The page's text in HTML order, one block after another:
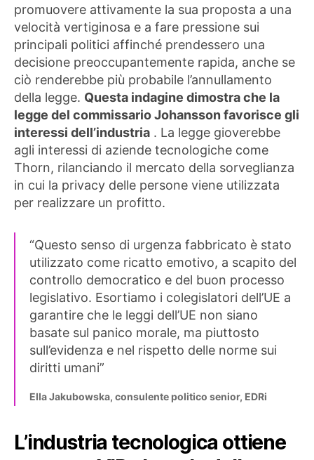
promuovere attivamente la sua proposta a una
velocità vertiginosa e a fare pressione sui
principali politici affinché prendessero una
decisione preoccupantemente rapida, anche se
ciò renderebbe più probabile l’annullamento
della legge. Questa indagine dimostra che la
legge del commissario Johansson favorisce gli
interessi dell’industria . La legge gioverebbe
agli interessi di aziende tecnologiche come
Thorn, rilanciando il mercato della sorveglianza
in cui la privacy delle persone viene utilizzata
per realizzare un profitto.
“Questo senso di urgenza fabbricato è stato
utilizzato come ricatto emotivo, a scapito del
controllo democratico e del buon processo
legislativo. Esortiamo i colegislatori dell’UE a
garantire che le leggi dell’UE non siano
basate sul panico morale, ma piuttosto
sull’evidenza e nel rispetto delle norme sui
diritti umani”
Ella Jakubowska, consulente politico senior, EDRi
L’industria tecnologica ottiene